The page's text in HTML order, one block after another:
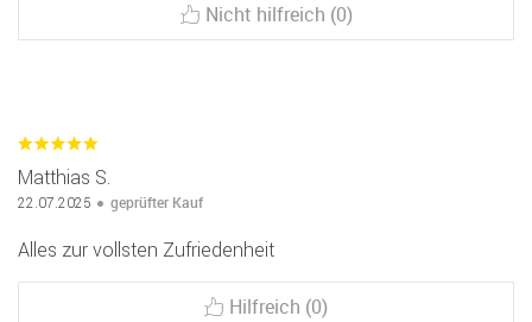
Nicht hilfreich (0)
Matthias S.
22.07.2025 geprüfter Kauf
Alles zur vollsten Zufriedenheit
Hilfreich (0)